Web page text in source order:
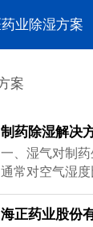
药业除湿方案
案
制药除湿解决
一、湿气对制
通常对空气湿
们的药效变差
海正药业股份